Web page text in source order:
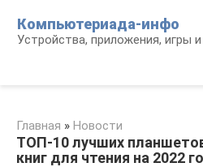
контенту
Компьютериада-инфо
Устройства, приложения, игры
Главная » Новости
ТОП-10 лучших
книг для чтения на 2022